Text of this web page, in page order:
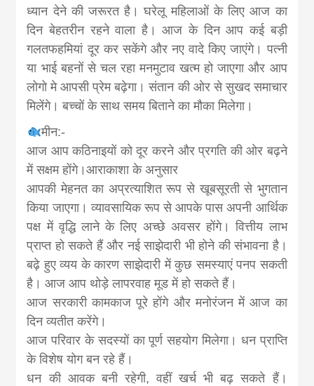
ध्यान देने की जरूरत है। घरेलू महिलाओं के लिए आज का
दिन बेहतरीन रहने वाला है। आज के दिन आप कई बड़ी
गलतफहमियां दूर कर सकेंगे और नए वादे किए जाएंगे। पत्नी
या भाई बहनों से चल रहा मनमुटाव खत्म हो जाएगा और आप
लोगो मे आपसी प्रेम बढ़ेगा। संतान की ओर से सुखद समाचार
मिलेंगे। बच्चों के साथ समय बिताने का मौका मिलेगा।
मीन:-
आज आप कठिनाइयों को दूर करने और प्रगति की ओर बढ़ने
में सक्षम होंगे।आराकाशा के अनुसार
आपकी मेहनत का अप्रत्याशित रूप से खूबसूरती से भुगतान
किया जाएगा। व्यावसायिक रूप से आपके पास अपनी आर्थिक
पक्ष में वृद्धि लाने के लिए अच्छे अवसर होंगे। वित्तीय लाभ
प्राप्त हो सकते हैं और नई साझेदारी भी होने की संभावना है।
बढ़े हुए व्यय के कारण साझेदारी में कुछ समस्याएं पनप सकती
है। आज आप थोड़े लापरवाह मूड में हो सकते हैं।
आज सरकारी कामकाज पूरे होंगे और मनोरंजन में आज का
दिन व्यतीत करेंगे।
आज परिवार के सदस्यों का पूर्ण सहयोग मिलेगा। धन प्राप्ति
के विशेष योग बन रहे हैं।
धन की आवक बनी रहेगी, वहीं खर्च भी बढ़ सकते हैं।